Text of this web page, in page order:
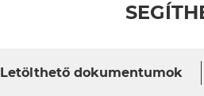
Letölthető dokumentumok